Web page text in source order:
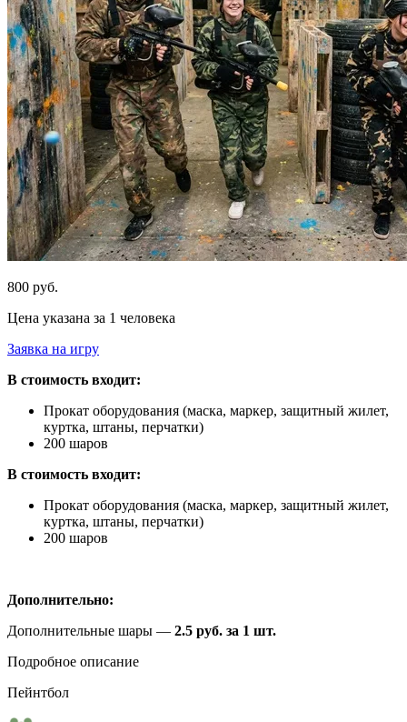
800 руб.
Цена указана за 1 человека
Заявка на игру
В стоимость входит:
Прокат оборудования (маска, маркер, защитный жилет,
куртка, штаны, перчатки)
200 шаров
В стоимость входит:
Прокат оборудования (маска, маркер, защитный жилет,
куртка, штаны, перчатки)
200 шаров
Дополнительно:
Дополнительные шары — 2.5 руб. за 1 шт.
Подробное описание
Пейнтбол